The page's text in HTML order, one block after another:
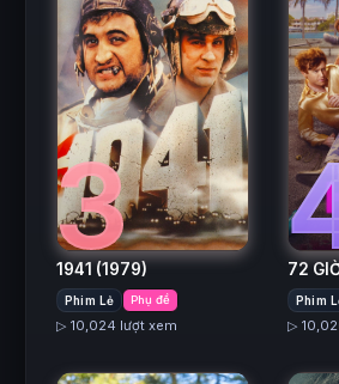
3
1941 (1979)
Phim Lẻ Phụ đề
▷ 10,024 lượt xem
72
Phim
▷